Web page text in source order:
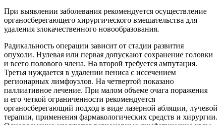
При выявлении заболевания рекомендуется осуществление
органосберегающего хирургического вмешательства для
удаления злокачественного новообразования.
Радикальность операции зависит от стадии развития
опухоли. Нулевая или первая допускают сохранение головки
и всего полового члена. На второй требуется ампутация.
Третья нуждается в удалении пениса с иссечением
регионарных лимфоузлов. На четвертой показано
паллиативное лечение. При малом объеме очага поражения
и его четкой ограниченности рекомендуется
органосберегающий подход в виде лазерной абляции, лучевой
терапии, применения фармакологических средств и хирургии.